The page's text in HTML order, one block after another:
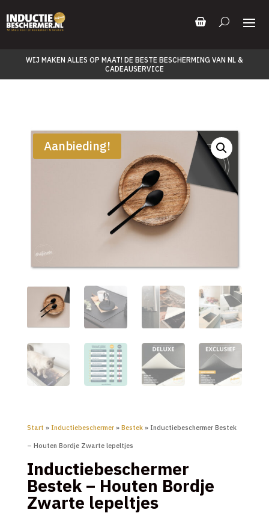
WIJ MAKEN ALLES OP MAAT! DE BESTE BESCHERMING VAN NL &
CADEAUSERVICE
Aanbieding!
Start » Inductiebeschermer» Bestek» Inductiebeschermer Bestek
– Houten Bordje Zwarte lepeltjes
Inductiebeschermer
Bestek – Houten Bordje
Zwarte lepeltjes